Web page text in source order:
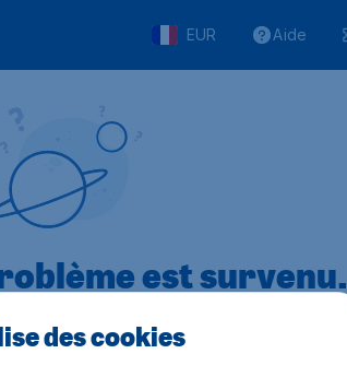
EUR Aide
est survenu.
des cookies